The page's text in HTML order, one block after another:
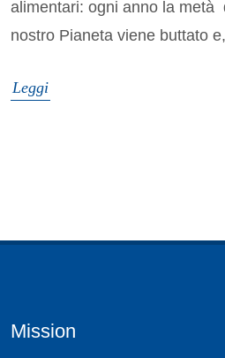
alimentari: ogni anno la metà
nostro Pianeta viene buttato
Leggi
Mission